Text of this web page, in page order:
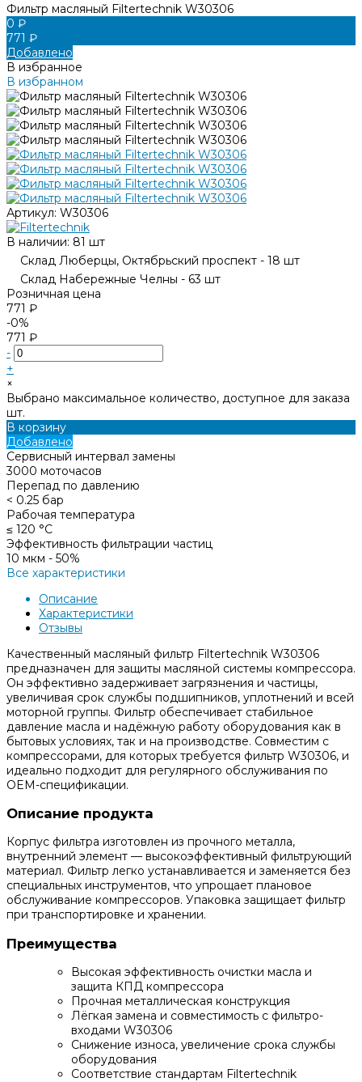
Фильтр масляный Filtertechnik W30306
0 ₽
771 ₽
Добавлено
В избранное
В избранном
Артикул: W30306
В наличии: 81 шт
Склад Люберцы, Октябрьский проспект - 18 шт
Склад Набережные Челны - 63 шт
Розничная цена
771 ₽
-0%
771 ₽
-
+
×
Выбрано максимальное количество, доступное для заказа
шт.
В корзину
Добавлено
Сервисный интервал замены
3000 моточасов
Перепад по давлению
< 0.25 бар
Рабочая температура
≤ 120 °С
Эффективность фильтрации частиц
10 мкм - 50%
Все характеристики
Описание
Характеристики
Отзывы
Качественный масляный фильтр Filtertechnik W30306
предназначен для защиты масляной системы компрессора.
Он эффективно задерживает загрязнения и частицы,
увеличивая срок службы подшипников, уплотнений и всей
моторной группы. Фильтр обеспечивает стабильное
давление масла и надёжную работу оборудования как в
бытовых условиях, так и на производстве. Совместим с
компрессорами, для которых требуется фильтр W30306, и
идеально подходит для регулярного обслуживания по
OEM-спецификации.
Описание продукта
Корпус фильтра изготовлен из прочного металла,
внутренний элемент — высокоэффективный фильтрующий
материал. Фильтр легко устанавливается и заменяется без
специальных инструментов, что упрощает плановое
обслуживание компрессоров. Упаковка защищает фильтр
при транспортировке и хранении.
Преимущества
Высокая эффективность очистки масла и
защита КПД компрессора
Прочная металлическая конструкция
Лёгкая замена и совместимость с фильтро-
входами W30306
Снижение износа, увеличение срока службы
оборудования
Соответствие стандартам Filtertechnik